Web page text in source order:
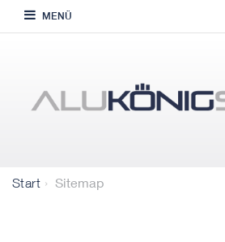
MENÜ
Start Sitemap